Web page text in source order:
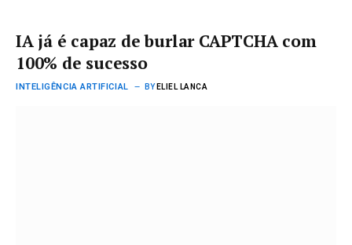
IA já é capaz de burlar CAPTCHA com
100% de sucesso
INTELIGÊNCIA ARTIFICIAL BY ELIEL LANCA